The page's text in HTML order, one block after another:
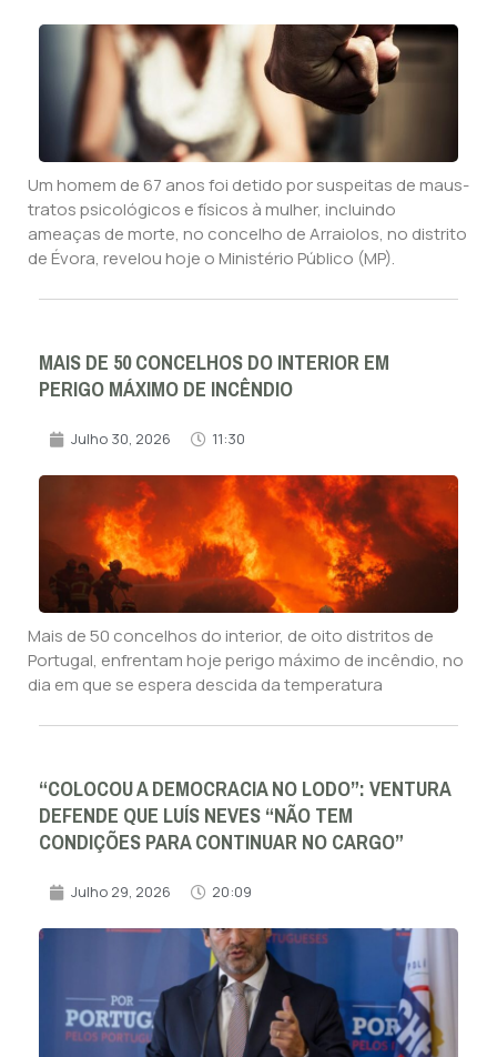
Um homem de 67 anos foi detido por suspeitas de maus-
tratos psicológicos e físicos à mulher, incluindo
ameaças de morte, no concelho de Arraiolos, no distrito
de Évora, revelou hoje o Ministério Público (MP).
MAIS DE 50 CONCELHOS DO INTERIOR EM
PERIGO MÁXIMO DE INCÊNDIO
Julho 30, 2026 11:30
Mais de 50 concelhos do interior, de oito distritos de
Portugal, enfrentam hoje perigo máximo de incêndio, no
dia em que se espera descida da temperatura
“COLOCOU A DEMOCRACIA NO LODO”: VENTURA
DEFENDE QUE LUÍS NEVES “NÃO TEM
CONDIÇÕES PARA CONTINUAR NO CARGO”
Julho 29, 2026 20:09